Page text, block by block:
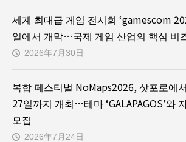
세계 최대급 게임 전시회 ‘gamescom
일에서 개막…국제 게임 산업의 핵심 비
2026年7月30日
복합 페스티벌 NoMaps2026, 삿포로에
27일까지 개최…테마 ‘GALAPAGOS’와
모집
2026年7月24日